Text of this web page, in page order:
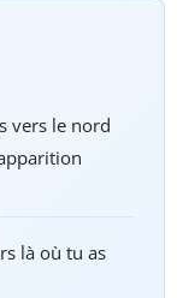
vers le nord
là où tu as